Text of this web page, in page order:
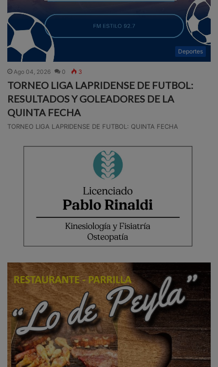
Deportes
Ago 04, 2026 0 3
TORNEO LIGA LAPRIDENSE DE FUTBOL:
RESULTADOS Y GOLEADORES DE LA
QUINTA FECHA
TORNEO LIGA LAPRIDENSE DE FUTBOL: QUINTA FECHA